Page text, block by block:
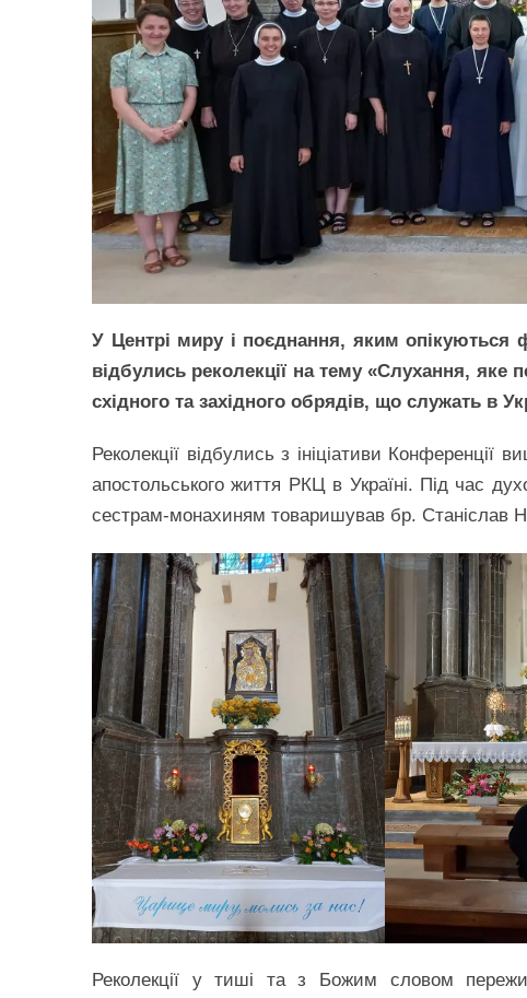
У Центрі миру і поєднання, яким опікуються
відбулись реколекції на тему «Слухання,
східного та західного обрядів, що служать в
Реколекції відбулись з ініціативи Конференції
апостольського життя РКЦ в Україні. Під час
сестрам-монахиням товаришував бр. Станіслав
Реколекції у тиші та з Божим словом